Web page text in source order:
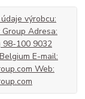
výrobcu:
Adresa:
98-100 9032
E-mail:
Web: